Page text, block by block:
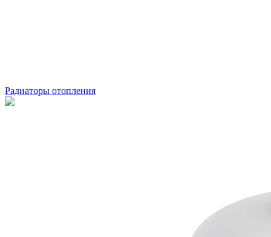
Радиаторы отопления